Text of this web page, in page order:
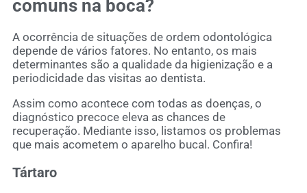
comuns na boca?
A ocorrência de situações de ordem odontológica
depende de vários fatores. No entanto, os mais
determinantes são a qualidade da higienização e a
periodicidade das visitas ao dentista.
Assim como acontece com todas as doenças, o
diagnóstico precoce eleva as chances de
recuperação. Mediante isso, listamos os problemas
que mais acometem o aparelho bucal. Confira!
Tártaro